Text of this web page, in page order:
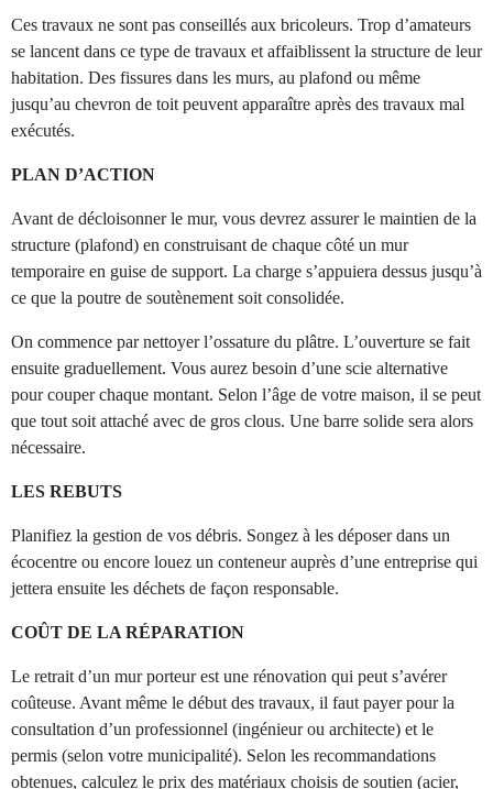
Ces travaux ne sont pas conseillés aux bricoleurs. Trop d’amateurs
se lancent dans ce type de travaux et affaiblissent la structure de leur
habitation. Des fissures dans les murs, au plafond ou même
jusqu’au chevron de toit peuvent apparaître après des travaux mal
exécutés.
PLAN D’ACTION
Avant de décloisonner le mur, vous devrez assurer le maintien de la
structure (plafond) en construisant de chaque côté un mur
temporaire en guise de support. La charge s’appuiera dessus jusqu’à
ce que la poutre de soutènement soit consolidée.
On commence par nettoyer l’ossature du plâtre. L’ouverture se fait
ensuite graduellement. Vous aurez besoin d’une scie alternative
pour couper chaque montant. Selon l’âge de votre maison, il se peut
que tout soit attaché avec de gros clous. Une barre solide sera alors
nécessaire.
LES REBUTS
Planifiez la gestion de vos débris. Songez à les déposer dans un
écocentre ou encore louez un conteneur auprès d’une entreprise qui
jettera ensuite les déchets de façon responsable.
COÛT DE LA RÉPARATION
Le retrait d’un mur porteur est une rénovation qui peut s’avérer
coûteuse. Avant même le début des travaux, il faut payer pour la
consultation d’un professionnel (ingénieur ou architecte) et le
permis (selon votre municipalité). Selon les recommandations
obtenues, calculez le prix des matériaux choisis de soutien (acier,